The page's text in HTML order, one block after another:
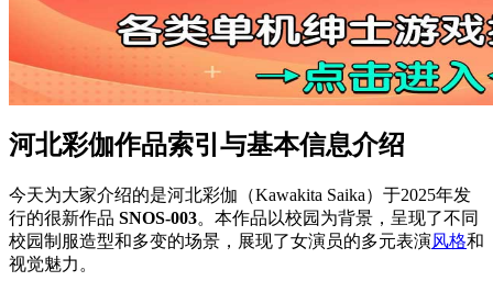
河北彩伽作品索引与基本信息介绍
今天为大家介绍的是河北彩伽（Kawakita Saika）于2025年发
行的很新作品 SNOS-003。本作品以校园为背景，呈现了不同
校园制服造型和多变的场景，展现了女演员的多元表演风格和
视觉魅力。